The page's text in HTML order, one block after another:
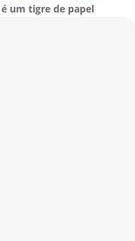
um tigre de papel